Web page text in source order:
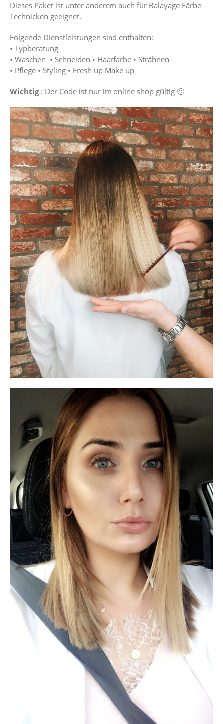
Dieses Paket ist unter anderem auch für Balayage Färbe-
Technicken geeignet.
Folgende Dienstleistungen sind enthalten:
• Typberatung
• Waschen • Schneiden • Haarfarbe • Strähnen
• Pflege • Styling • Fresh up Make up
Wichtig: Der Code ist nur im online shop gültig 🙂